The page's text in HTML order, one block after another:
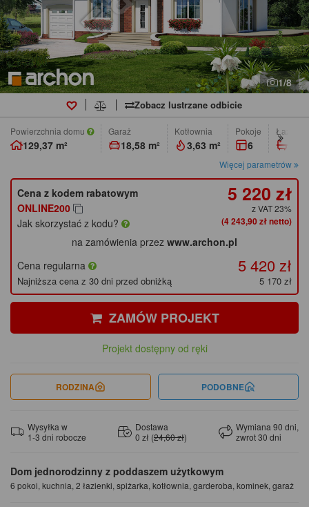
1/8
Zobacz lustrzane odbicie
Powierzchnia domu
129,37 m²
Garaż
18,58 m²
Kotłownia
3,63 m²
pokoje
6
Więcej parametrów
Dom jednorodzinny z poddaszem użytkowym
6 pokoi, kuchnia, 2 łazienki, spiżarka, kotłownia, garderoba, kominek, garaż
Cena z kodem rabatowym
ONLINE200
Jak skorzystać z kodu?
5 220 zł
z VAT 23%
(4 243,90 zł netto)
na zamówienia przez www.archon.pl
Cena regularna
5 420 zł
Najniższa cena z 30 dni przed obniżką 5 170 zł
ZAMÓW PROJEKT
Projekt dostępny od ręki
RODZINA PODOBNE
Wysyłka w
1-3 dni robocze
Dostawa
0 zł (24,60 zł)
Wymiana 90 dni,
zwrot 30 dni